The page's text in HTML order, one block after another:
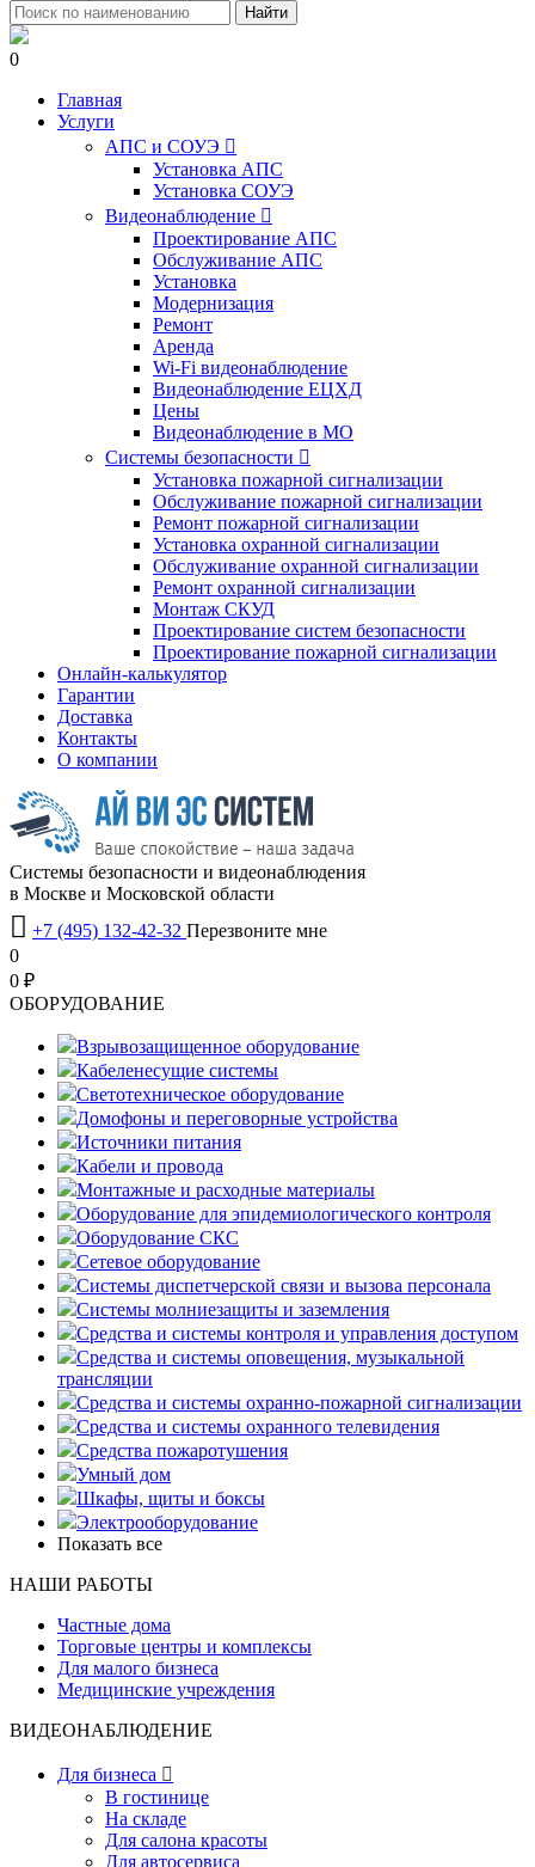
Найти
0
Главная
Услуги
АПС и СОУЭ 
Установка АПС
Установка СОУЭ
Видеонаблюдение 
Проектирование АПС
Обслуживание АПС
Установка
Модернизация
Ремонт
Аренда
Wi-Fi видеонаблюдение
Видеонаблюдение ЕЦХД
Цены
Видеонаблюдение в МО
Системы безопасности 
Установка пожарной сигнализации
Обслуживание пожарной сигнализации
Ремонт пожарной сигнализации
Установка охранной сигнализации
Обслуживание охранной сигнализации
Ремонт охранной сигнализации
Монтаж СКУД
Проектирование систем безопасности
Проектирование пожарной сигнализации
Онлайн-калькулятор
Гарантии
Доставка
Контакты
О компании
Системы безопасности и видеонаблюдения
в Москве и Московской области
 +7 (495) 132-42-32 Перезвоните мне
0
0 ₽
OБОРУДОВАНИЕ
Взрывозащищенное оборудование
Кабеленесущие системы
Светотехническое оборудование
Домофоны и переговорные устройства
Источники питания
Кабели и провода
Монтажные и расходные материалы
Оборудование для эпидемиологического контроля
Оборудование СКС
Сетевое оборудование
Системы диспетчерской связи и вызова персонала
Системы молниезащиты и заземления
Средства и системы контроля и управления доступом
Средства и системы оповещения, музыкальной
трансляции
Средства и системы охранно-пожарной сигнализации
Средства и системы охранного телевидения
Средства пожаротушения
Умный дом
Шкафы, щиты и боксы
Электрооборудование
Показать все
НАШИ РАБОТЫ
Частные дома
Торговые центры и комплексы
Для малого бизнеса
Медицинские учреждения
ВИДЕОНАБЛЮДЕНИЕ
Для бизнеса 
В гостинице
На складе
Для салона красоты
Для автосервиса